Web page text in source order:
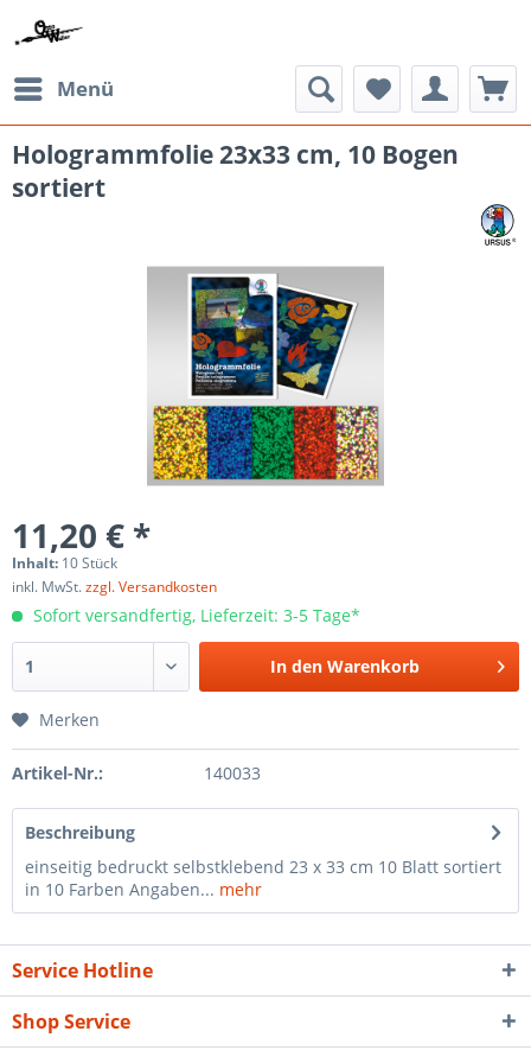
Menü
Hologrammfolie 23x33 cm, 10 Bogen
sortiert
11,20 € *
Inhalt: 10 Stück
inkl. MwSt.zzgl. Versandkosten
Sofort versandfertig, Lieferzeit: 3-5 Tage*
In den Warenkorb
Merken
Artikel-Nr.: 140033
Beschreibung
einseitig bedruckt selbstklebend 23 x 33 cm 10 Blatt sortiert
in 10 Farben Angaben... mehr
Service Hotline
Shop Service